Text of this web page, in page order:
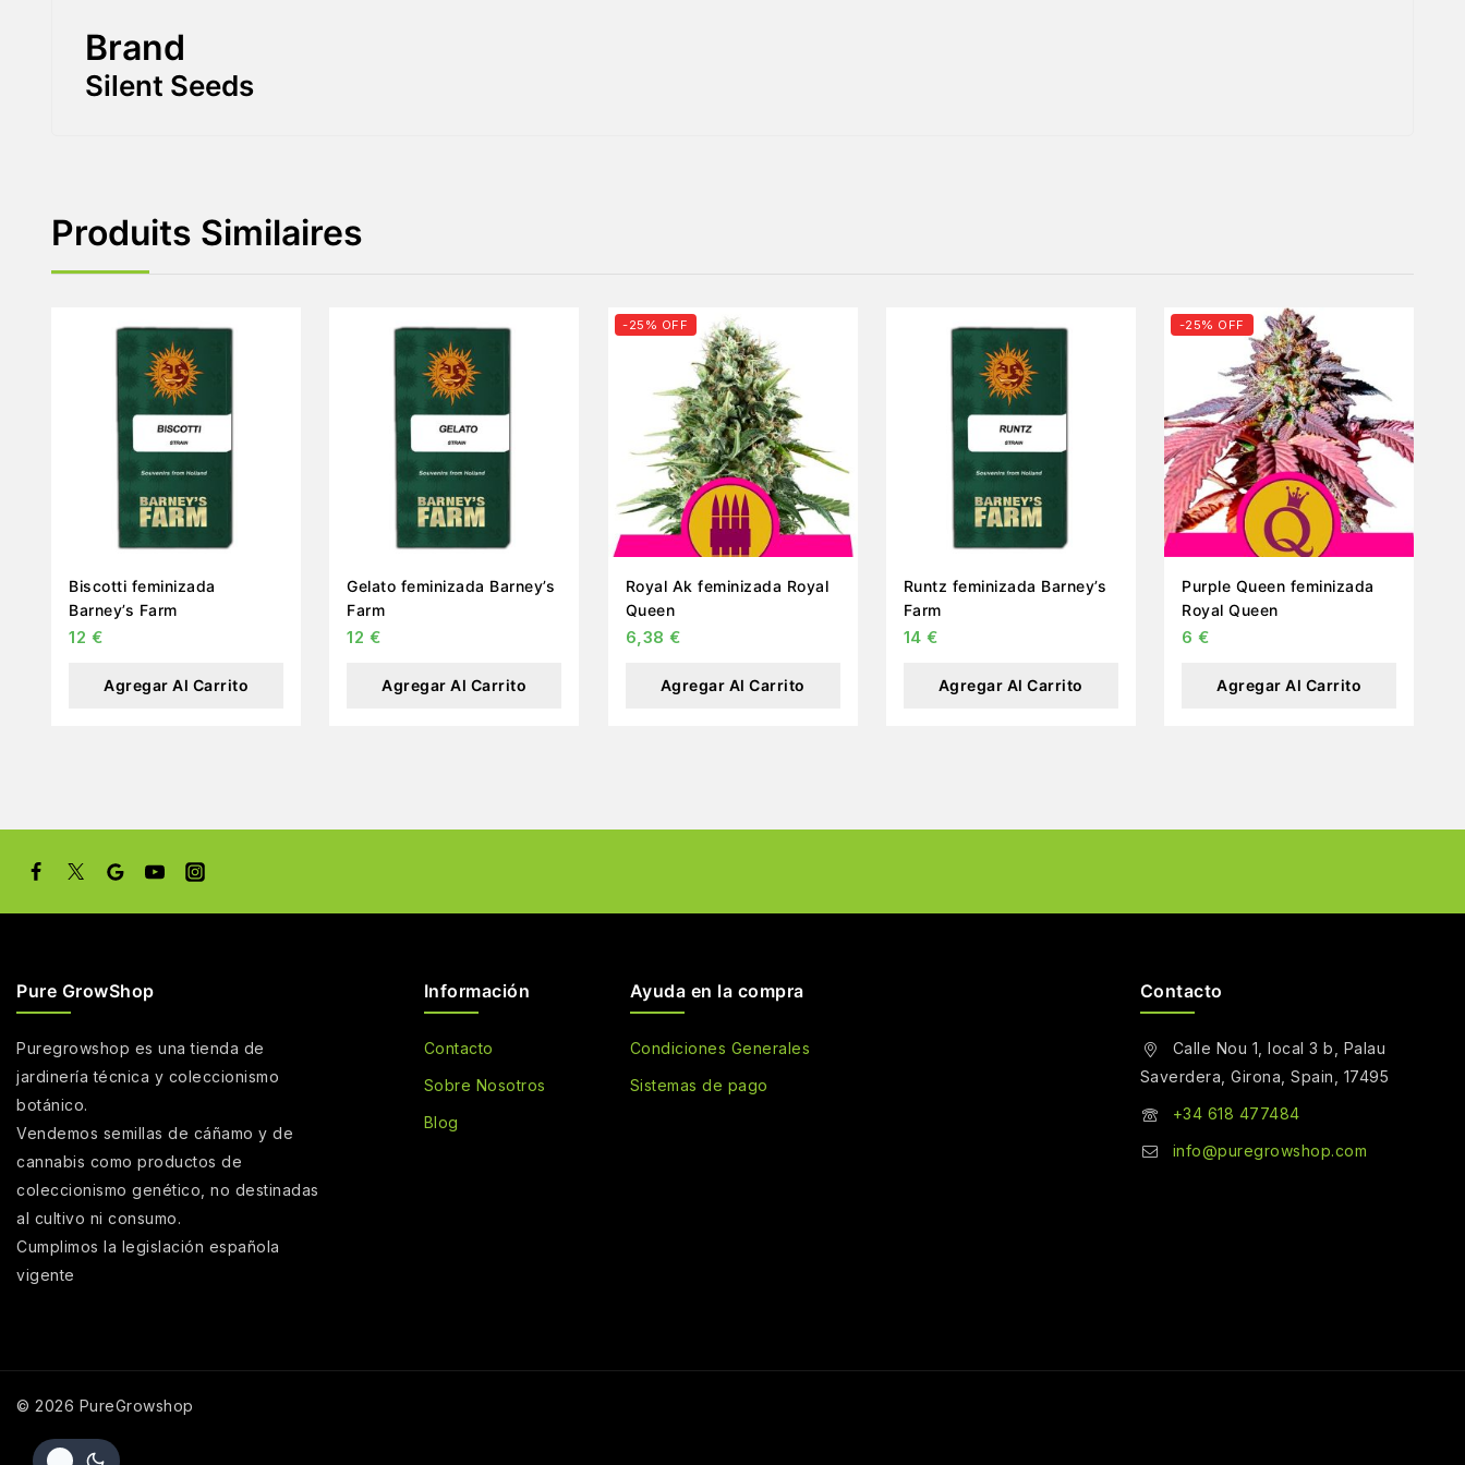
Brand
Silent Seeds
Produits Similaires
Biscotti feminizada
Barney’s Farm
12 €
Agregar Al Carrito
Gelato feminizada Barney’s
Farm
12 €
Agregar Al Carrito
-25% OFF
Royal Ak feminizada Royal
Queen
6,38 €
Agregar Al Carrito
Runtz feminizada Barney’s
Farm
14 €
Agregar Al Carrito
-25% OFF
Purple Queen feminizada
Royal Queen
6 €
Agregar Al Carrito
Pure GrowShop
Puregrowshop es una tienda de
jardinería técnica y coleccionismo
botánico.
Vendemos semillas de cáñamo y de
cannabis como productos de
coleccionismo genético, no destinadas
al cultivo ni consumo.
Cumplimos la legislación española
vigente
Información
Contacto
Sobre Nosotros
Blog
Ayuda en la compra
Condiciones Generales
Sistemas de pago
Contacto
Calle Nou 1, local 3 b, Palau
Saverdera, Girona, Spain, 17495
+34 618 477484
info@puregrowshop.com
© 2026 PureGrowshop